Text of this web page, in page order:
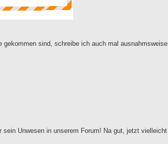
gekommen sind, schreibe ich auch mal ausnahmsweise
Unwesen in unserem Forum! Na gut, jetzt vielleicht